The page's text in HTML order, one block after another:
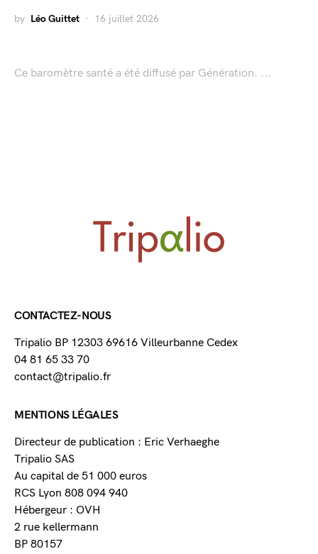
by Léo Guittet 16 juillet 2026
Ce baromètre santé a été diffusé par Génération. ...
CONTACTEZ-NOUS
Tripalio BP 12303 69616 Villeurbanne Cedex
04 81 65 33 70
contact@tripalio.fr
MENTIONS LÉGALES
Directeur de publication : Eric Verhaeghe
Tripalio SAS
Au capital de 51 000 euros
RCS Lyon 808 094 940
Hébergeur : OVH
2 rue kellermann
BP 80157